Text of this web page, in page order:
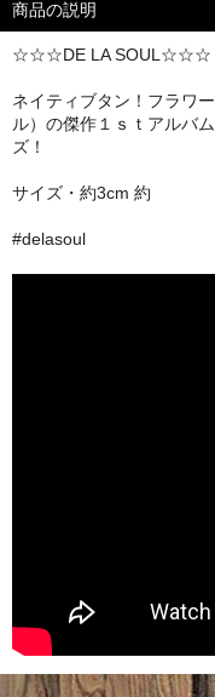
商品の説明
☆☆☆DE LA SOUL☆☆☆
ネイティブタン！フラワ
ル）の傑作１ｓｔアルバ
ズ！
サイズ・約3cm 約
#delasoul